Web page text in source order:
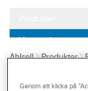
Varumärken
Kampanjer
Outlet
Ahlsell Produkter
Genom att klicka på